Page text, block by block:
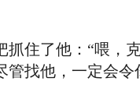
了他：“喂，克
管找他，一定会令